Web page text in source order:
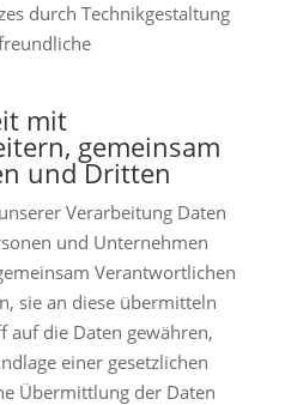
durch Technikgestaltung
mit
gemeinsam
und Dritten
Verarbeitung Daten
und Unternehmen
Verantwortlichen
sie an diese übermitteln
auf die Daten gewähren,
einer gesetzlichen
Übermittlung der Daten